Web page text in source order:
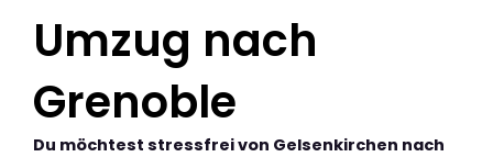
Umzug nach
Grenoble
Du möchtest stressfrei von Gelsenkirchen nach